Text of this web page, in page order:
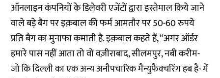
ऑनलाइन कंपनियों के डिलेवरी एजेंटों द्वारा इस्तेमाल किये जाने
वाले बड़े बैग पर इक़बाल की फर्म आमतौर पर 50-60 रुपये
प्रति बैग का मुनाफा कमाती है. इक़बाल कहते हैं, “अगर ऑर्डर
हमारे पास नहीं आता तो वो वज़ीराबाद, सीलमपुर, नबी करीम-
जो कि दिल्ली का एक अन्य अनौपचारिक मैन्युफैक्चरिंग हब है- में